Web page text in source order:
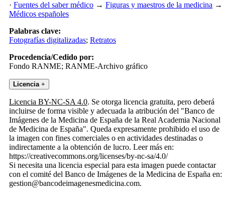
· Fuentes del saber médico → Figuras y maestros de la medicina →
Médicos españoles
Palabras clave:
Fotografías digitalizadas; Retratos
Procedencia/Cedido por:
Fondo RANME; RANME-Archivo gráfico
Licencia +
Licencia BY-NC-SA 4.0. Se otorga licencia gratuita, pero deberá
incluirse de forma visible y adecuada la atribución del "Banco de
Imágenes de la Medicina de España de la Real Academia Nacional
de Medicina de España". Queda expresamente prohibido el uso de
la imagen con fines comerciales o en actividades destinadas o
indirectamente a la obtención de lucro. Leer más en:
https://creativecommons.org/licenses/by-nc-sa/4.0/
Si necesita una licencia especial para esta imagen puede contactar
con el comité del Banco de Imágenes de la Medicina de España en:
gestion@bancodeimagenesmedicina.com.